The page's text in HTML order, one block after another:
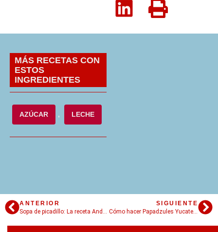
MÁS RECETAS CON
ESTOS
INGREDIENTES
AZÚCAR , LECHE
ANTERIOR
Sopa de picadillo: La receta Andaluza que calienta el alma y la panza con amor
SIGUIENTE
Cómo hacer Papadzules Yucatecos: Consejos, historia y todos los tips